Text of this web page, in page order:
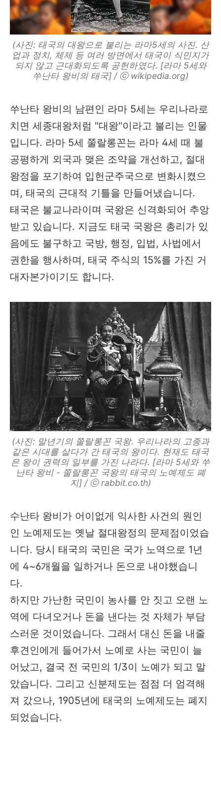
(사진: 태국의 대왕으로 불리는 라마5세의 사진. 산
업과 정치, 체제 등 여러 방면에서 태국이 식민지가
되지 않고 근대화되도록 공헌하였다. [라마 5세와
쑤난타 왕비의 태국] / ⓒ wikipedia.org)
쑤난타 왕비의 남편인 라마 5세는 우리나라로
치면 세종대왕처럼 "대왕"이라고 불리는 인물
입니다. 라마 5세 쭐랄롱꼰는 라마 4세 때 불
공평하게 외국과 맺은 조약을 개선하고, 절대
왕정을 포기하여 입헌군주국으로 변화시켰으
며, 태국의 근대적 기틀을 만들어냈습니다.
태국은 불교나라이며 국왕은 신격화되어 추앙
받고 있습니다. 지금도 태국 국왕은 총리가 있
음에도 불구하고 국방, 행정, 입법, 사법에서
권한을 행사하며, 태국 주식의 15%를 가진 거
대자본가이기도 합니다.
(사진: 말년기의 쭐랄롱꼰 국왕. 우리나라의 고종과
같은 시대를 살다가 간 태국의 왕이다. 현재도 태국
은 왕이 권력의 일부를 가진 나라다. [라마 5세와 쑤
난타 왕비 - 쭐랄롱꼰 국왕의 태국의 노예제도 폐
지] / ⓒ rabbit.co.th)
수난타 왕비가 어이없게 익사한 사건의 원인
인 노예제도는 옛날 절대왕정의 문제점이었습
니다. 당시 태국의 국민은 국가 노역으로 1년
에 4~6개월을 일하거나 돈으로 내야했습니
다.
하지만 가난한 국민이 농사를 안 짓고 오랜 노
역에 다녀오거나 돈을 낸다는 것 자체가 부담
스러운 것이었습니다. 그래서 대신 돈을 내줄
후견인에게 들어가서 노예로 사는 국민이 늘
어났고, 결국 전 국민의 1/3이 노예가 되고 말
았습니다. 그리고 신분제도는 점점 더 엄격해
져 갔으나, 1905년에 태국의 노예제도는 폐지
되었습니다.